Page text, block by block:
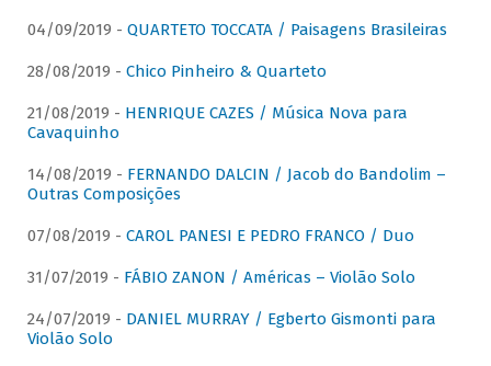
04/09/2019 - QUARTETO TOCCATA / Paisagens Brasileiras
28/08/2019 - Chico Pinheiro & Quarteto
21/08/2019 - HENRIQUE CAZES / Música Nova para
Cavaquinho
14/08/2019 - FERNANDO DALCIN / Jacob do Bandolim –
Outras Composições
07/08/2019 - CAROL PANESI E PEDRO FRANCO / Duo
31/07/2019 - FÁBIO ZANON / Américas – Violão Solo
24/07/2019 - DANIEL MURRAY / Egberto Gismonti para
Violão Solo